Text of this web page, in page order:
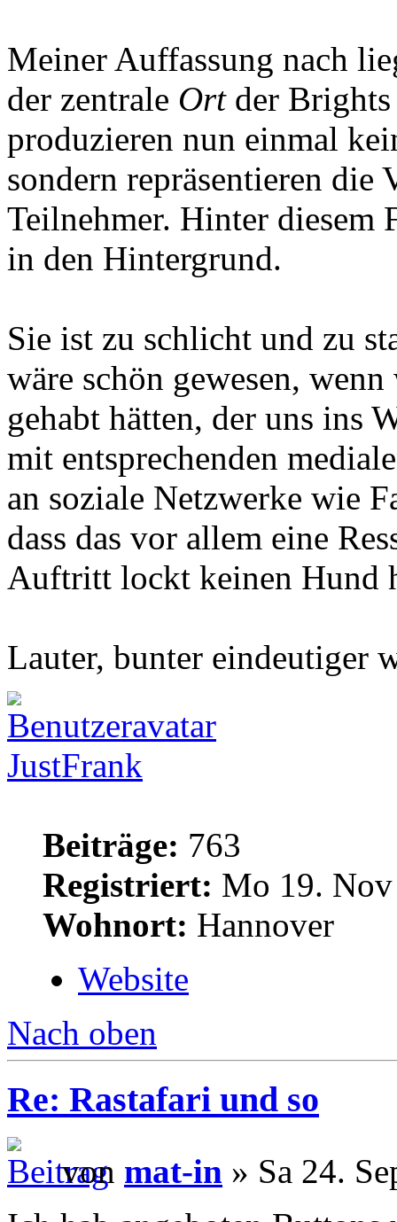
Meiner Auffassung nach
der zentrale Ortder Brights
produzieren nun einmal
sondern repräsentieren
Teilnehmer. Hinter diesem
in den Hintergrund.
Sie ist zu schlicht und zu
wäre schön gewesen,
gehabt hätten, der uns ins
mit entsprechenden
an soziale Netzwerke wie
dass das vor allem eine
Auftritt lockt keinen Hund
Lauter, bunter eindeutiger
JustFrank
Beiträge: 763
Registriert: Mo 19.
Wohnort: Hannover
Website
Nach oben
Re: Rastafari und so
von mat-in » Sa 24.